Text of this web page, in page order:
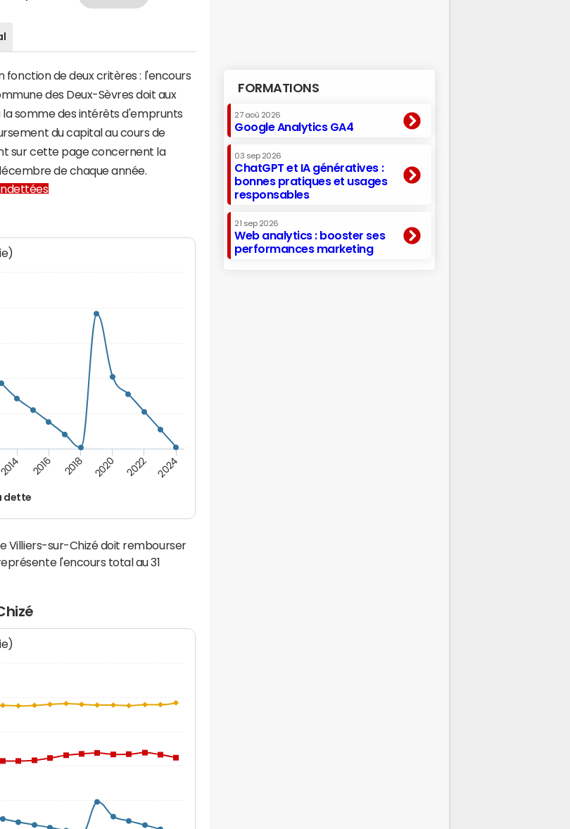
fonction de deux critères : l'encours
des Deux-Sèvres doit aux
la somme des intérêts d'emprunts
du capital au cours de
sur cette page concernent la
de chaque année.
dette
2014 2016 2018 2020 2022 2024
Villiers-sur-Chizé doit rembourser
l'encours total au 31
FORMATIONS
27 aoû 2026
Google Analytics GA4
03 sep 2026
ChatGPT et IA génératives :
bonnes pratiques et usages
responsables
21 sep 2026
Web analytics : booster ses
performances marketing